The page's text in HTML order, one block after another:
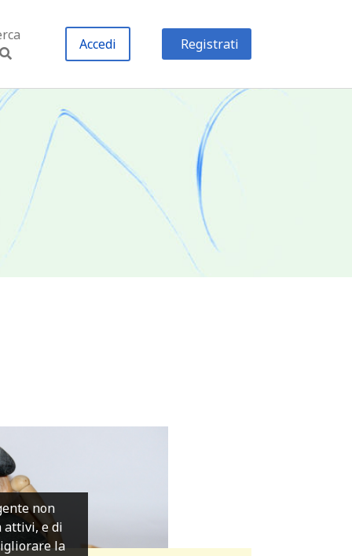
Accedi Registrati
non
attivi, e di
la